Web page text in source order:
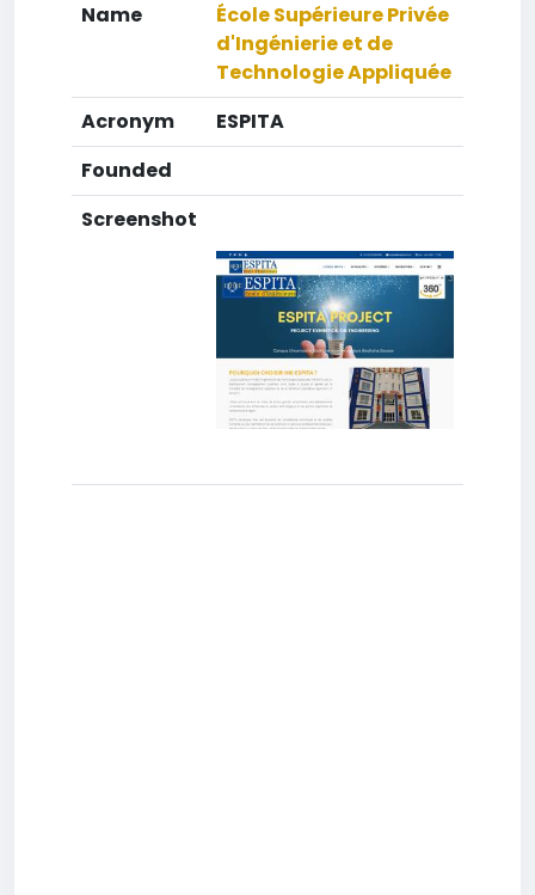
Name
École Supérieure Privée
d'Ingénierie et de
Technologie Appliquée
Acronym
ESPITA
Founded
Screenshot